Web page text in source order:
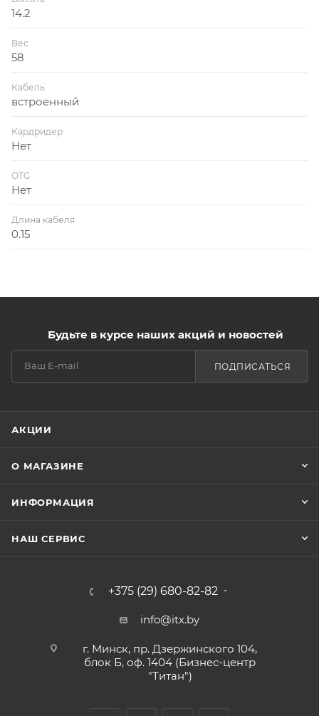
14.2
Вес
58
Кабель
встроенный
Кардридер
Нет
OTG
Нет
Длина кабеля
0.15
Будьте в курсе наших акций и новостей
ПОДПИСАТЬСЯ
АКЦИИ
О МАГАЗИНЕ
ИНФОРМАЦИЯ
НАШ СЕРВИС
+375 (29) 680-82-82
info@itx.by
г. Минск, пр. Дзержинского 104,
блок Б, оф. 1404 (Бизнес-центр
"Титан")